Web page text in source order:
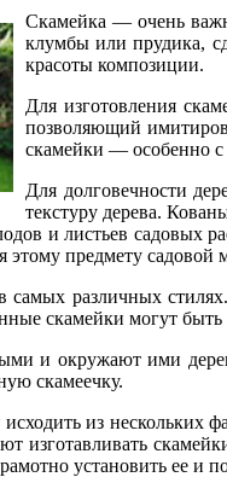
Скамейка — очень
клумбы или прудика,
красоты композиции.
Для изготовления
позволяющий
скамейки — особенно
Для долговечности
текстуру дерева.
и листьев садовых
этому предмету садовой
различных
скамейки могут
и окружают ими
скамеечку.
из нескольких
изготавливать
установить ее и